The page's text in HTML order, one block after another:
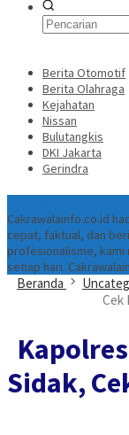
Berita Otomotif
Berita Olahraga
Kejahatan
Nissan
Bulutangkis
DKI Jakarta
Gerindra
Cakrawalainfo.co.id
cepat, faktual, dan
profesionalisme, kami
setiap hari.
Beranda
Cek
Sidak,